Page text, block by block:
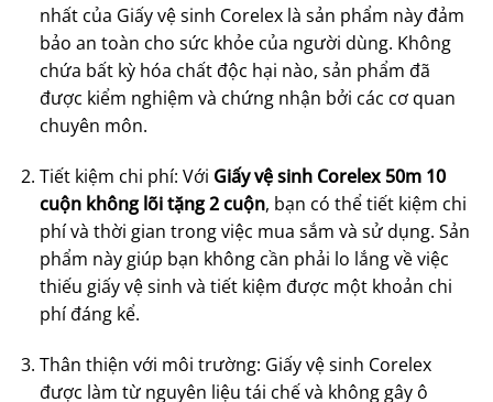
nhất của Giấy vệ sinh Corelex là sản phẩm này đảm
bảo an toàn cho sức khỏe của người dùng. Không
chứa bất kỳ hóa chất độc hại nào, sản phẩm đã
được kiểm nghiệm và chứng nhận bởi các cơ quan
chuyên môn.
Tiết kiệm chi phí: Với Giấy vệ sinh Corelex 50m 10
cuộn không lõi tặng 2 cuộn, bạn có thể tiết kiệm chi
phí và thời gian trong việc mua sắm và sử dụng. Sản
phẩm này giúp bạn không cần phải lo lắng về việc
thiếu giấy vệ sinh và tiết kiệm được một khoản chi
phí đáng kể.
Thân thiện với môi trường: Giấy vệ sinh Corelex
được làm từ nguyên liệu tái chế và không gây ô